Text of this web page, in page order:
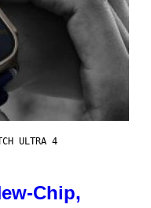
ULTRA 4
Chip,